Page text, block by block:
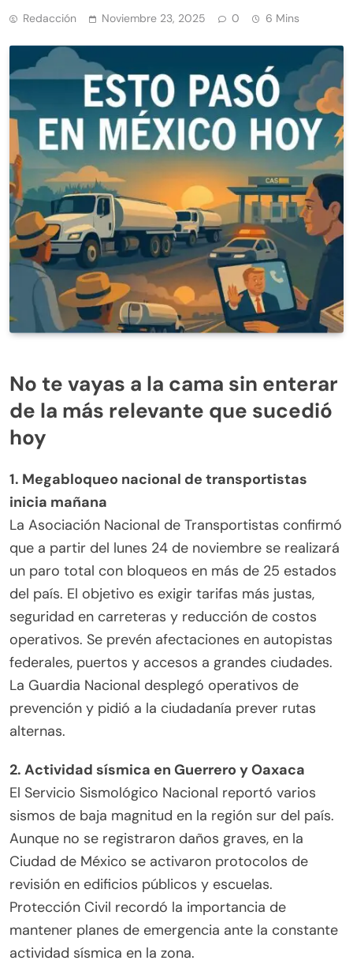
Redacción Noviembre 23, 2025 0 6 Mins
No te vayas a la cama sin enterar
de la más relevante que sucedió
hoy
1. Megabloqueo nacional de transportistas
inicia mañana
La Asociación Nacional de Transportistas confirmó
que a partir del lunes 24 de noviembre se realizará
un paro total con bloqueos en más de 25 estados
del país. El objetivo es exigir tarifas más justas,
seguridad en carreteras y reducción de costos
operativos. Se prevén afectaciones en autopistas
federales, puertos y accesos a grandes ciudades.
La Guardia Nacional desplegó operativos de
prevención y pidió a la ciudadanía prever rutas
alternas.
2. Actividad sísmica en Guerrero y Oaxaca
El Servicio Sismológico Nacional reportó varios
sismos de baja magnitud en la región sur del país.
Aunque no se registraron daños graves, en la
Ciudad de México se activaron protocolos de
revisión en edificios públicos y escuelas.
Protección Civil recordó la importancia de
mantener planes de emergencia ante la constante
actividad sísmica en la zona.